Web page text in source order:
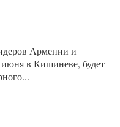
Армении и
июня в Кишиневе, будет